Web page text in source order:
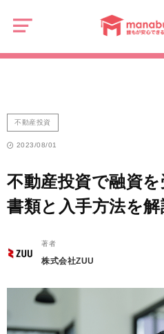
不動産投資で融資を受けるときの
不動産投資
2023/08/01
不動産投資で融資
書類と入手方法を解
著者
株式会社ZUU